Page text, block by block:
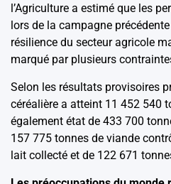
l’Agriculture a estimé que les
lors de la campagne
résilience du secteur agricole
marqué par plusieurs
Selon les résultats provisoires
céréalière a atteint 11 452 540
également état de 433 700
157 775 tonnes de viande
lait collecté et de 122 671